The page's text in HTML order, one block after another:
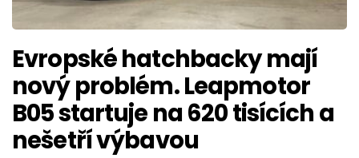
Evropské hatchbacky mají
nový problém. Leapmotor
B05 startuje na 620 tisících a
nešetří výbavou